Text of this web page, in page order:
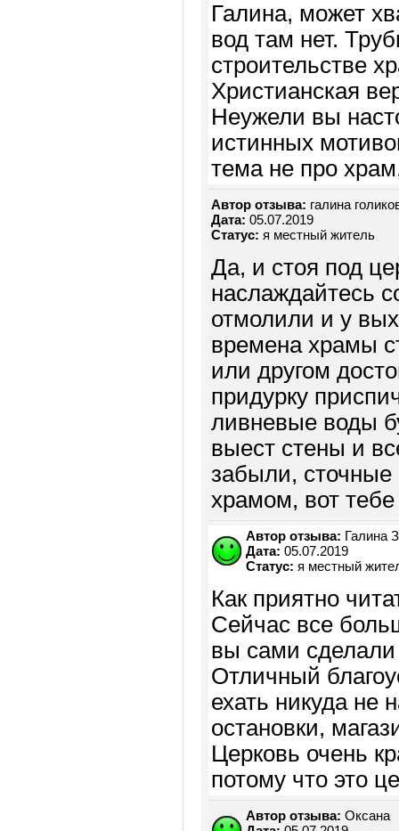
Галина, может
вод там нет.
строительстве
Христианская
Неужели вы
истинных
тема не про
Автор отзыва: галина
Дата: 05.07.2019
Статус: я местный житель
Да, и стоя под
наслаждайтесь
отмолили и у
времена храмы
или другом
придурку
ливневые воды
выест стены и
забыли, сточные
храмом, вот
Автор отзыва: Галина
Дата: 05.07.2019
Статус: я местный
Как приятно
Сейчас все
вы сами сделали
Отличный
ехать никуда не
остановки,
Церковь очень
потому что это
Автор отзыва: Оксана